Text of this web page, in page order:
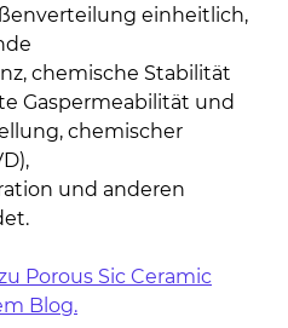
einheitlich,
chemische Stabilität
Gaspermeabilität und
chemischer
und anderen
Porous Sic Ceramic
Blog.